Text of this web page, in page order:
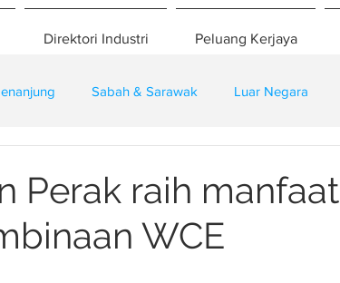
Direktori Industri Peluang Kerjaya
Sabah & Sarawak Luar Negara
Perak raih manfaat
WCE